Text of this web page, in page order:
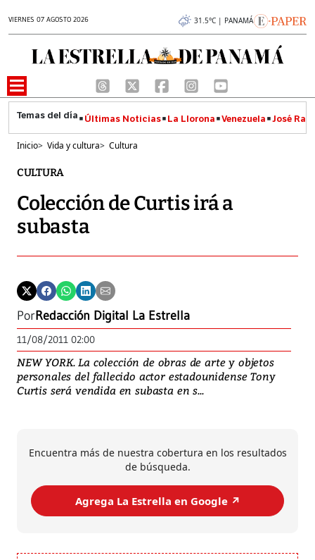
VIERNES 07 AGOSTO 2026 31.5°C | PANAMÁ
Últimas Noticias La Llorona Venezuela José
Inicio> Vida y cultura> Cultura
CULTURA
Colección de Curtis irá a
subasta
PorRedacción Digital La Estrella
11/08/2011 02:00
NEW YORK. La colección de obras de arte y objetos
personales del fallecido actor estadounidense Tony
Curtis será vendida en subasta en s...
Encuentra más de nuestra cobertura en los resultados
de búsqueda.
Agrega La Estrella en Google ↗️